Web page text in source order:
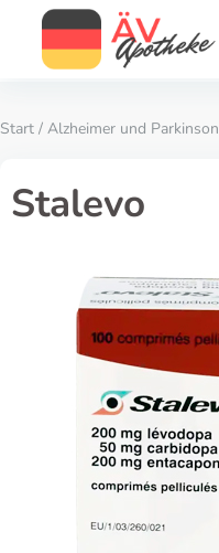
Start / Alzheimer und Parkinson
Stalevo